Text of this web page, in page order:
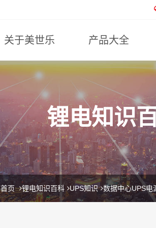
关于美世乐 产品大全
锂电知识
页 锂电知识百科 UPS知识 数据中心UPS电